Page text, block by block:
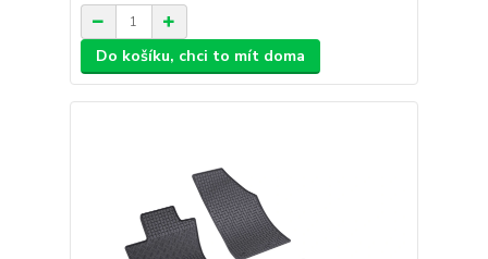
Do košíku, chci to mít doma